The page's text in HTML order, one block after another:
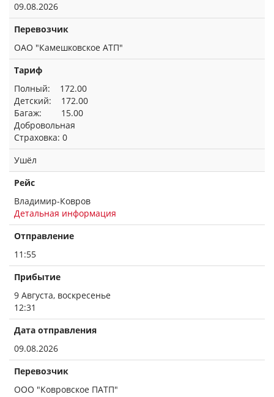
09.08.2026
Перевозчик
ОАО "Камешковское АТП"
Тариф
Полный: 172.00
Детский: 172.00
Багаж: 15.00
Добровольная
Страховка: 0
Ушёл
Рейс
Владимир-Ковров
Детальная информация
Отправление
11:55
Прибытие
9 Августа, воскресенье
12:31
Дата отправления
09.08.2026
Перевозчик
ООО "Ковровское ПАТП"